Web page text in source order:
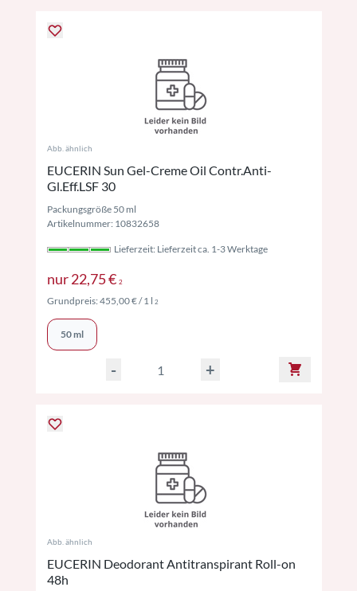
Abb. ähnlich
EUCERIN Sun Gel-Creme Oil Contr.Anti-
Gl.Eff.LSF 30
Packungsgröße 50 ml
Artikelnummer: 10832658
Lieferzeit: Lieferzeit ca. 1-3 Werktage
nur22,75 € 2Preise inkl. MwSt. ggf. zzgl. Versand
Grundpreis:455,00 €/ 1 l 2Preise inkl. MwSt. ggf. zzgl. Versand
50 ml
- +
Abb. ähnlich
EUCERIN Deodorant Antitranspirant Roll-on
48h